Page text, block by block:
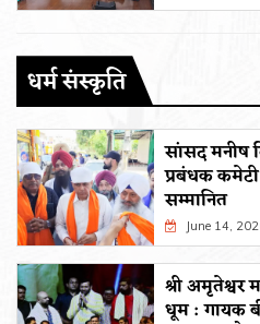
धर्म संस्कृति
सांसद मनीष
प्रबंधक
सम्मानित
June 14,
श्री अमृतेश्वर
धूम : गायक